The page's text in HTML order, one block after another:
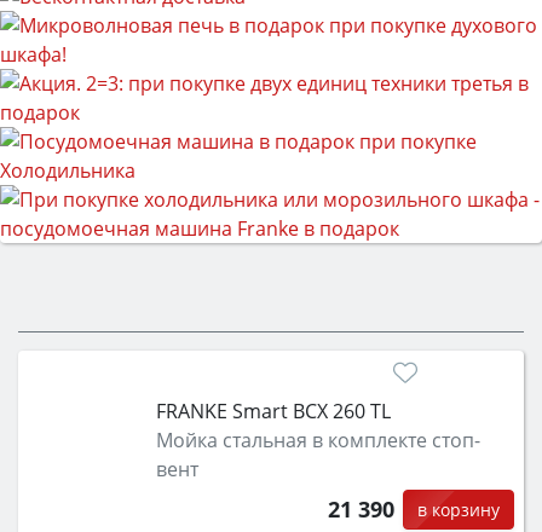
FRANKE Smart ВСX 260 TL
Мойка стальная в комплекте стоп-
вент
21 390 в корзину